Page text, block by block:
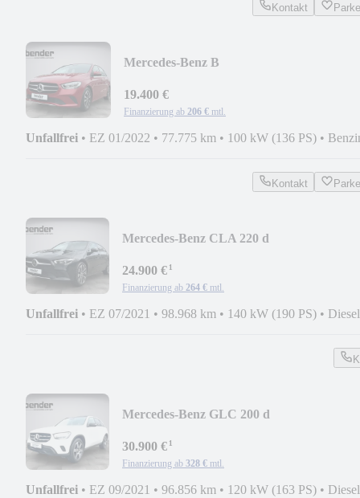
Kontakt
Mercedes-Benz B
19.400 €
Finanzierung ab 206 € mtl.
Unfallfrei • EZ 01/2022 • 77.775 km • 100 kW (136 PS) •
Kontakt
Mercedes-Benz CLA 220 d
24.900 €¹
Finanzierung ab 264 € mtl.
Unfallfrei • EZ 07/2021 • 98.968 km • 140 kW (190 PS) • Diesel
Mercedes-Benz GLC 200 d
30.900 €¹
Finanzierung ab 328 € mtl.
Unfallfrei • EZ 09/2021 • 96.856 km • 120 kW (163 PS) • Diesel